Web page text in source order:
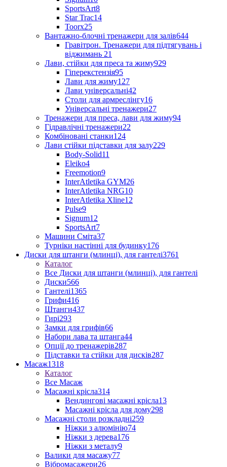
SportsArt8
Star Trac14
Toorx25
Вантажно-блочні тренажери для залів644
Гравітрон. Тренажери для підтягувань і
віджимань 21
Лави, стійки для преса та жиму929
Гіперекстензія95
Лави для жиму127
Лави універсальні42
Столи для армреслінгу16
Універсальні тренажери27
Тренажери для преса, лави для жиму94
Гідравлічні тренажери22
Комбіновані станки124
Лави стійки підставки для залу229
Body-Solid11
Eleiko4
Freemotion9
InterAtletika GYM26
InterAtletika NRG10
InterAtletika Xline12
Pulse9
Signum12
SportsArt7
Машини Сміта37
Турніки настінні для будинку176
Диски для штанги (млинці), для гантелі3761
Каталог
Все Диски для штанги (млинці), для гантелі
Диски566
Гантелі1365
Грифи416
Штанги437
Гирі293
Замки для грифів66
Набори лава та штанга44
Опції до тренажерів287
Підставки та стійки для дисків287
Масаж1318
Каталог
Все Масаж
Масажні крісла314
Вендингові масажні крісла13
Масажні крісла для дому298
Масажні столи розкладні259
Ніжки з алюмінію74
Ніжки з дерева176
Ніжки з металу9
Валики для масажу77
Вібромасажери26